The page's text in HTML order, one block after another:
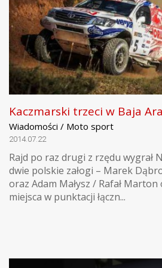
Kaczmarski trzeci w Baja
Wiadomości / Moto sport
2014.07.22
Rajd po raz drugi z rzędu wygrał
dwie polskie załogi – Marek
oraz Adam Małysz / Rafał
miejsca w punktacji łączn...